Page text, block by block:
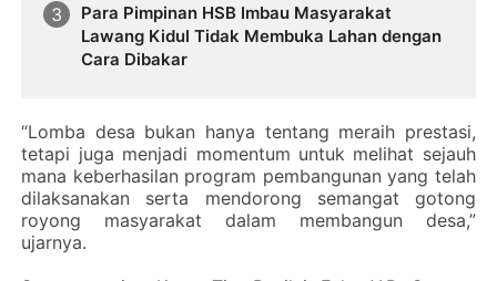
Para Pimpinan HSB Imbau Masyarakat
Lawang Kidul Tidak Membuka Lahan dengan
Cara Dibakar
‎“Lomba desa bukan hanya tentang meraih prestasi,
tetapi juga menjadi momentum untuk melihat sejauh
mana keberhasilan program pembangunan yang telah
dilaksanakan serta mendorong semangat gotong
royong masyarakat dalam membangun desa,”
ujarnya.